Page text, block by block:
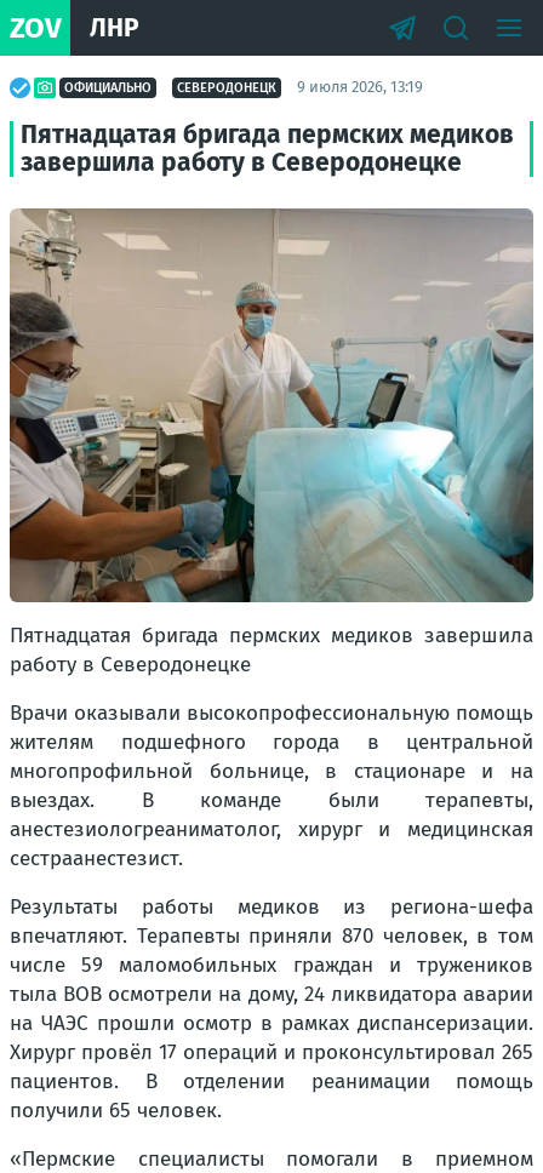
ZOV ЛНР
ОФИЦИАЛЬНО СЕВЕРОДОНЕЦК 9 июля 2026, 13:19
Пятнадцатая бригада пермских медиков
завершила работу в Северодонецке
Пятнадцатая бригада пермских медиков завершила
работу в Северодонецке
Врачи оказывали высокопрофессиональную помощь
жителям подшефного города в центральной
многопрофильной больнице, в стационаре и на
выездах. В команде были терапевты,
анестезиологреаниматолог, хирург и медицинская
сестраанестезист.
Результаты работы медиков из региона-шефа
впечатляют. Терапевты приняли 870 человек, в том
числе 59 маломобильных граждан и тружеников
тыла ВОВ осмотрели на дому, 24 ликвидатора аварии
на ЧАЭС прошли осмотр в рамках диспансеризации.
Хирург провёл 17 операций и проконсультировал 265
пациентов. В отделении реанимации помощь
получили 65 человек.
«Пермские специалисты помогали в приемном